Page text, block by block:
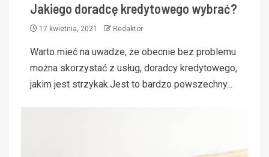
Jakiego doradcę kredytowego wybrać?
17 kwietnia, 2021 Redaktor
Warto mieć na uwadze, że obecnie bez problemu
można skorzystać z usług, doradcy kredytowego,
jakim jest strzykak.Jest to bardzo powszechny...